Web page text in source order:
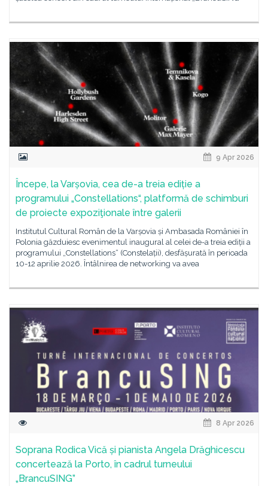
9 Apr 2026
Începe, la Varșovia, cea de-a treia ediție a
programului „Constellations“, platformă de schimburi
de proiecte expoziţionale între galerii
Institutul Cultural Român de la Varșovia și Ambasada României în
Polonia găzduiesc evenimentul inaugural al celei de-a treia ediții a
programului „Constellations“ (Constelații), desfășurată în perioada
10-12 aprilie 2026. Întâlnirea de networking va avea
8 Apr 2026
Soprana Rodica Vică și pianista Angela Drăghicescu
concertează la Porto, în cadrul turneului
„BrancuSING”